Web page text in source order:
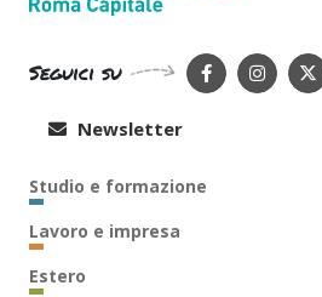
Seguici su
Newsletter
Studio e formazione
Lavoro e impresa
Estero